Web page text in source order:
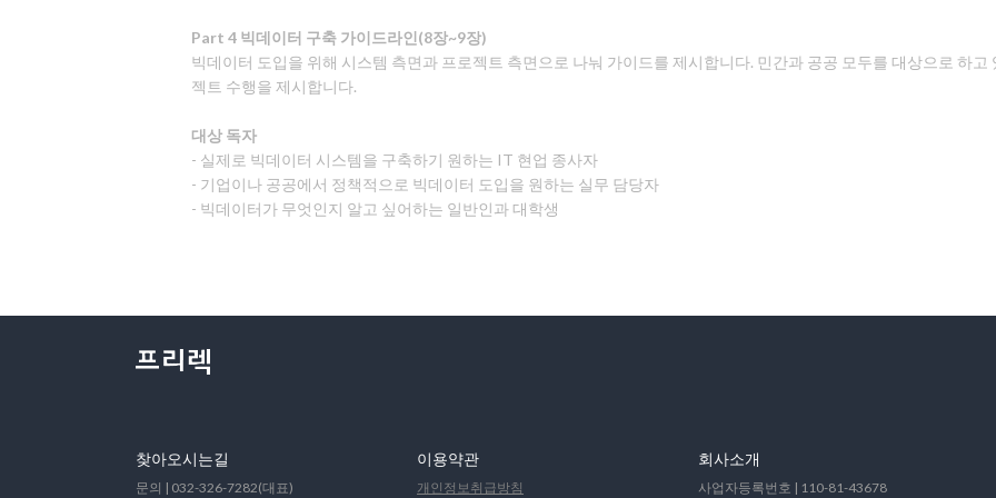
Part 4 빅데이터 구축 가이드라인(8장~9장)
빅데이터 도입을 위해 시스템 측면과 프로젝트 측면으로 나눠 가이드를 제시합니다. 민간과 공공 모두를 대상으로 하
젝트 수행을 제시합니다.
대상 독자
- 실제로 빅데이터 시스템을 구축하기 원하는 IT 현업 종사자
- 기업이나 공공에서 정책적으로 빅데이터 도입을 원하는 실무 담당자
- 빅데이터가 무엇인지 알고 싶어하는 일반인과 대학생
찾아오시는길
문의 | 032-326-7282(대표)
이용약관
개인정보취급방침
회사소개
사업자등록번호 | 110-81-43678